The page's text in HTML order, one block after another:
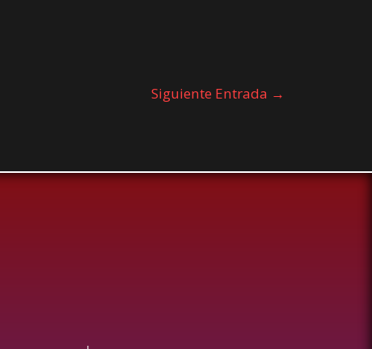
Siguiente Entrada →